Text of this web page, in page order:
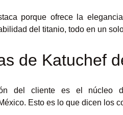
porque ofrece la
del titanio, todo en un
de Katuchef
Esto es lo que dicen los